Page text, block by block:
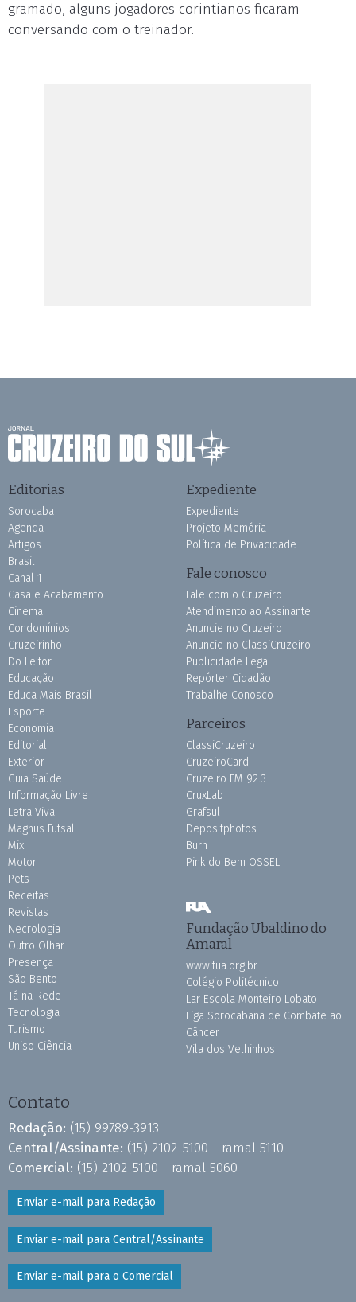
gramado, alguns jogadores corintianos ficaram
conversando com o treinador.
Editorias
Sorocaba
Agenda
Artigos
Brasil
Canal 1
Casa e Acabamento
Cinema
Condomínios
Cruzeirinho
Do Leitor
Educação
Educa Mais Brasil
Esporte
Economia
Editorial
Exterior
Guia Saúde
Informação Livre
Letra Viva
Magnus Futsal
Mix
Motor
Pets
Receitas
Revistas
Necrologia
Outro Olhar
Presença
São Bento
Tá na Rede
Tecnologia
Turismo
Uniso Ciência
Expediente
Expediente
Projeto Memória
Política de Privacidade
Fale conosco
Fale com o Cruzeiro
Atendimento ao Assinante
Anuncie no Cruzeiro
Anuncie no ClassiCruzeiro
Publicidade Legal
Repórter Cidadão
Trabalhe Conosco
Parceiros
ClassiCruzeiro
CruzeiroCard
Cruzeiro FM 92.3
CruxLab
Grafsul
Depositphotos
Burh
Pink do Bem OSSEL
Fundação Ubaldino do
Amaral
www.fua.org.br
Colégio Politécnico
Lar Escola Monteiro Lobato
Liga Sorocabana de Combate ao
Câncer
Vila dos Velhinhos
Contato
Redação: (15) 99789-3913
Central/Assinante: (15) 2102-5100 - ramal 5110
Comercial: (15) 2102-5100 - ramal 5060
Enviar e-mail para Redação
Enviar e-mail para Central/Assinante
Enviar e-mail para o Comercial